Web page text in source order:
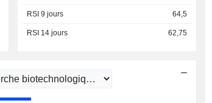
RSI 9 jours 64,5
RSI 14 jours 62,75